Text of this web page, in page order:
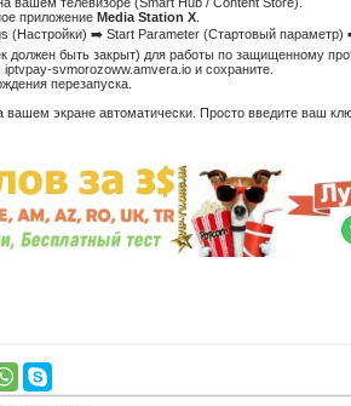
приложение Media Station X
(Настройки) ➡️ Start Parameter (Стартовый параметр)
должен быть закрыт) для работы по защищенному
svmorozoww.amvera.io и сохраните.
перезапуска.
вашем экране автоматически. Просто введите ваш